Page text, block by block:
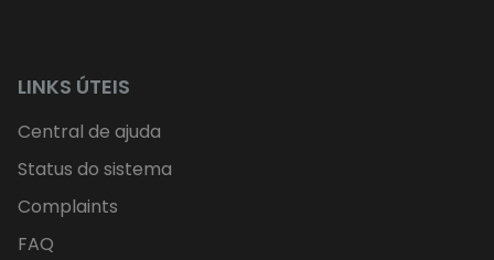
LINKS ÚTEIS
Central de ajuda
Status do sistema
Complaints
FAQ